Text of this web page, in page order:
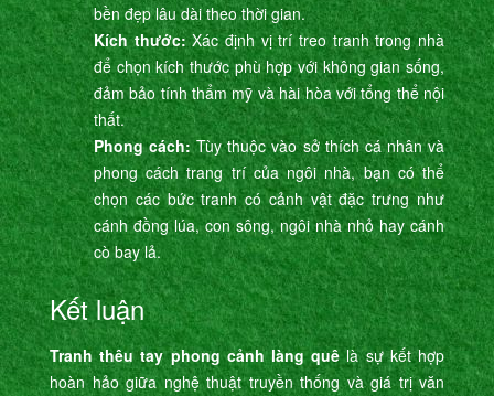
bền đẹp lâu dài theo thời gian.
Kích thước:Xác định vị trí treo tranh trong nhà
để chọn kích thước phù hợp với không gian sống,
đảm bảo tính thẩm mỹ và hài hòa với tổng thể nội
thất.
Phong cách:Tùy thuộc vào sở thích cá nhân và
phong cách trang trí của ngôi nhà, bạn có thể
chọn các bức tranh có cảnh vật đặc trưng như
cánh đồng lúa, con sông, ngôi nhà nhỏ hay cánh
cò bay lả.
Kết luận
Tranh thêu tay phong cảnh làng quêlà sự kết hợp
hoàn hảo giữa nghệ thuật truyền thống và giá trị văn